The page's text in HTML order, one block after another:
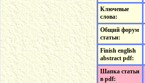
Ключевые
слова:
Общий форум
статьи:
Finish english
abstract pdf:
Шапка статьи
в pdf: